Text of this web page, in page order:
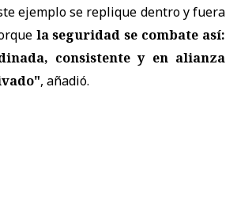
ejemplo se replique dentro y fuera
la seguridad se combate así:
consistente y en alianza
, añadió.